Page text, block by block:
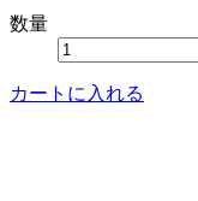
数量
カートに入れる